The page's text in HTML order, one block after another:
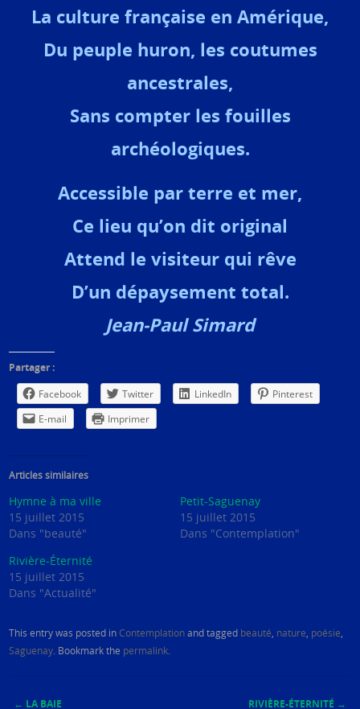
La culture française en Amérique,
Du peuple huron, les coutumes
ancestrales,
Sans compter les fouilles
archéologiques.
Accessible par terre et mer,
Ce lieu qu’on dit original
Attend le visiteur qui rêve
D’un dépaysement total.
Jean-Paul Simard
Partager :
Facebook
Twitter LinkedIn
Pinterest
E-mail
Imprimer
Articles similaires
Hymne à ma ville
15 juillet 2015
Dans "beauté"
Petit-Saguenay
15 juillet 2015
Dans "Contemplation"
Rivière-Éternité
15 juillet 2015
Dans "Actualité"
This entry was posted inContemplationand tagged beauté nature poésie
Saguenay . Bookmark the permalink
← LA BAIE RIVIÈRE-ÉTERNITÉ →